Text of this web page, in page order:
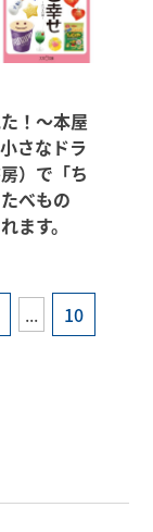
！〜本屋
さなドラ
）で「ち
べもの
ます。
... 10